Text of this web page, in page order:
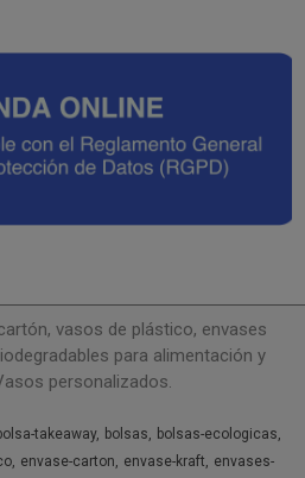
vasos de plástico, envases
para alimentación y
personalizados.
takeaway bolsas
bolsas-ecologicas
envase-carton envase-kraft
envases-